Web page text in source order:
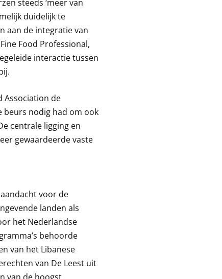
steeds ‘meer van
duidelijk te
aan de integratie van
Food Professional,
interactie tussen
Association de
beurs nodig had om ook
centrale ligging en
gewaardeerde vaste
voor de
landen als
het Nederlandse
behoorde
van het Libanese
van De Leest uit